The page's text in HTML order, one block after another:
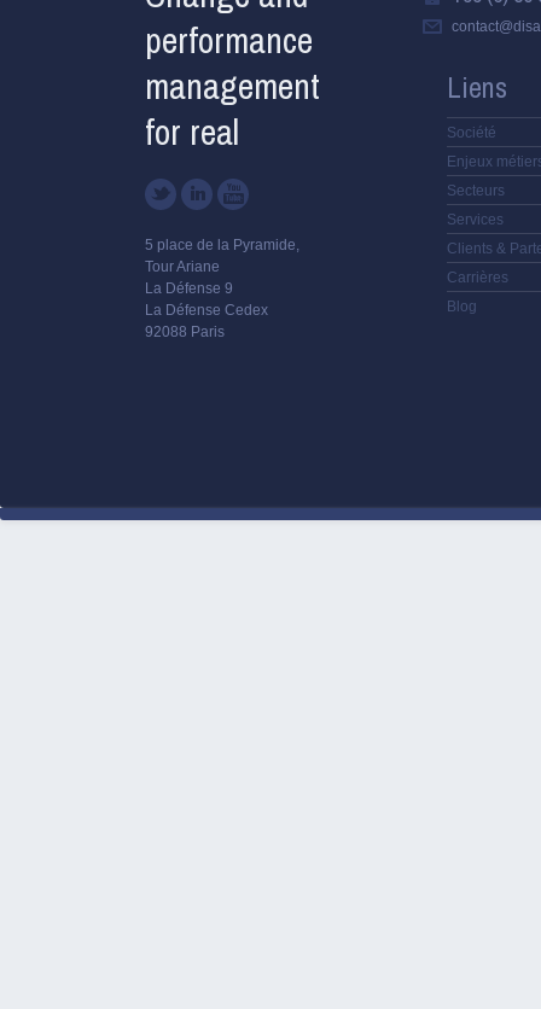
performance
management
for real
5 place de la Pyramide,
Tour Ariane
La Défense 9
La Défense Cedex
92088 Paris
Liens
Société
Enjeux
Secteurs
Services
Clients &
Carrières
Blog